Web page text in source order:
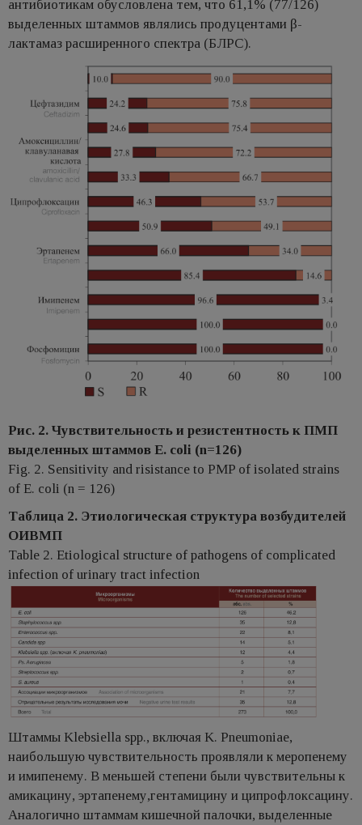
антибиотикам обусловлена тем, что 61,1% (77/126)
выделенных штаммов являлись продуцентами β-
лактамаз расширенного спектра (БЛРС).
​Рис. 2. Чувствительность и резистентность к ПМП
выделенных штаммов E. coli (n=126)
Fig. 2. Sensitivity and risistance to PMP of isolated strains
of E. coli (n = 126)
Таблица 2. Этиологическая структура возбудителей
ОИВМП
Table 2. Etiological structure of pathogens of complicated
infection of urinary tract infection
Штаммы Klebsiella spp., включая K. Pneumoniae,
наибольшую чувствительность проявляли к меропенему
и имипенему. В меньшей степени были чувствительны к
амикацину, эртапенему,гентамицину и ципрофлоксацину.
Аналогично штаммам кишечной палочки, выделенные